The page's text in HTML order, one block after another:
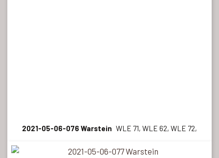
2021-05-06-076 Warstein WLE 71, WLE 62, WLE 72,